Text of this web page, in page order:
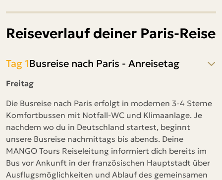
Reiseverlauf deiner Paris-Reise
Tag 1Busreise nach Paris - Anreisetag
Freitag
Die Busreise nach Paris erfolgt in modernen 3-4 Sterne
Komfortbussen mit Notfall-WC und Klimaanlage. Je
nachdem wo du in Deutschland startest, beginnt
unsere Busreise nachmittags bis abends. Deine
MANGO Tours Reiseleitung informiert dich bereits im
Bus vor Ankunft in der französischen Hauptstadt über
Ausflugsmöglichkeiten und Ablauf des gemeinsamen